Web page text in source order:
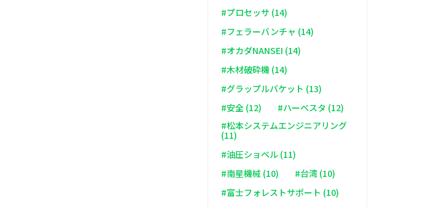
#プロセッサ (14)
#フェラーバンチャ (14)
#オカダNANSEI (14)
#木材破砕機 (14)
#グラップルバケット (13)
#安全 (12)
#ハーベスタ (12)
#松本システムエンジニアリング
(11)
#油圧ショベル (11)
#南星機械 (10)
#台湾 (10)
#富士フォレストサポート (10)